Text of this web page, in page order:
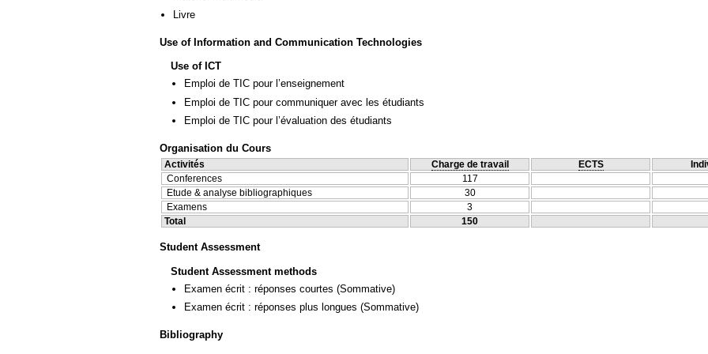
Livre
Use of Information and Communication Technologies
Use of ICT
Emploi de TIC pour l’enseignement
Emploi de TIC pour communiquer avec les étudiants
Emploi de TIC pour l’évaluation des étudiants
Organisation du Cours
Activités Charge de travail ECTS
Conferences
117
Etude & analyse bibliographiques
30
Examens
3
Total
150
Student Assessment
Student Assessment methods
Examen écrit : réponses courtes (Sommative)
Examen écrit : réponses plus longues (Sommative)
Bibliography